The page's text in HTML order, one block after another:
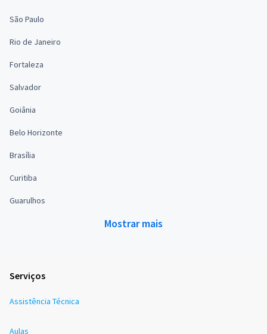
São Paulo
Rio de Janeiro
Fortaleza
Salvador
Goiânia
Belo Horizonte
Brasília
Curitiba
Guarulhos
Mostrar mais
Serviços
Assistência Técnica
Aulas